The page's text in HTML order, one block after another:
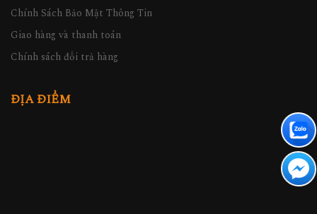
Chính Sách Bảo Mật Thông Tin
Giao hàng và thanh toán
Chính sách đổi trả hàng
ĐỊA ĐIỂM